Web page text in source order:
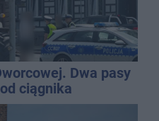
Dwa pasy
ciągnika